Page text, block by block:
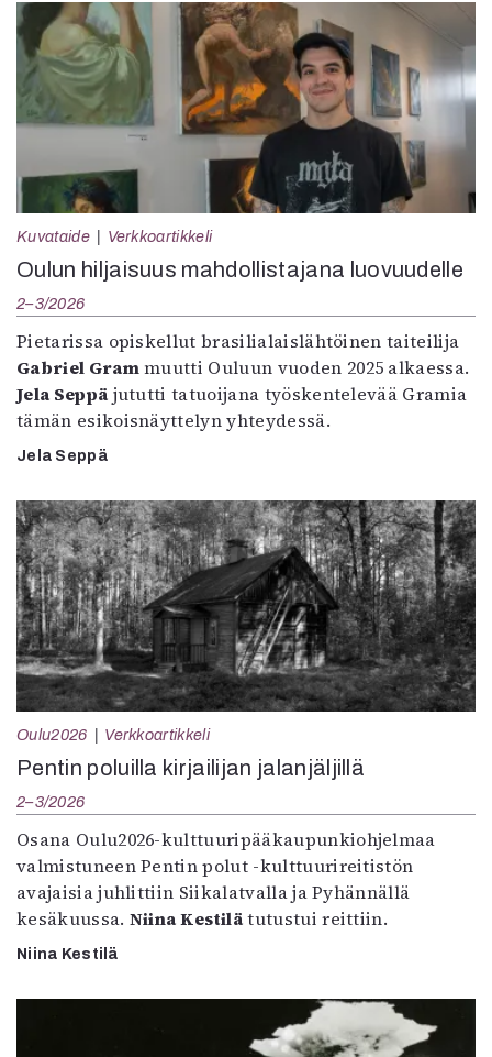
Kuvataide Verkkoartikkeli
Oulun hiljaisuus mahdollistajana luovuudelle
2–3/2026
Pietarissa opiskellut brasilialaislähtöinen taiteilija
Gabriel Grammuutti Ouluun vuoden 2025 alkaessa.
Jela Seppä jututti tatuoijana työskentelevää Gramia
tämän esikoisnäyttelyn yhteydessä.
Jela Seppä
Oulu2026 Verkkoartikkeli
Pentin poluilla kirjailijan jalanjäljillä
2–3/2026
Osana Oulu2026-kulttuuripääkaupunkiohjelmaa
valmistuneen Pentin polut -kulttuurireitistön
avajaisia juhlittiin Siikalatvalla ja Pyhännällä
kesäkuussa. Niina Kestilätutustui reittiin.
Niina Kestilä